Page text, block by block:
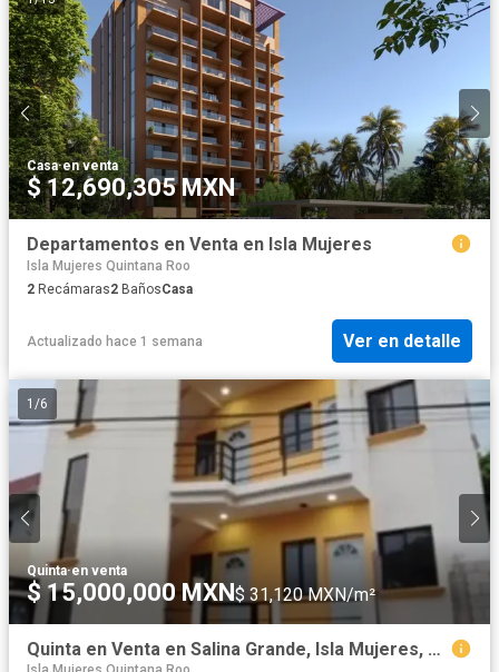
Casa·en venta
$ 12,690,305 MXN
Departamentos en Venta en Isla Mujeres
Isla Mujeres Quintana Roo
2 Recámaras2 BañosCasa
Actualizado hace 1 semana Ver en detalle
1 /6
Quinta·en venta
$ 15,000,000 MXN$ 31,120 MXN/m²
Quinta en Venta en Salina Grande, Isla Mujeres, Quintana Roo